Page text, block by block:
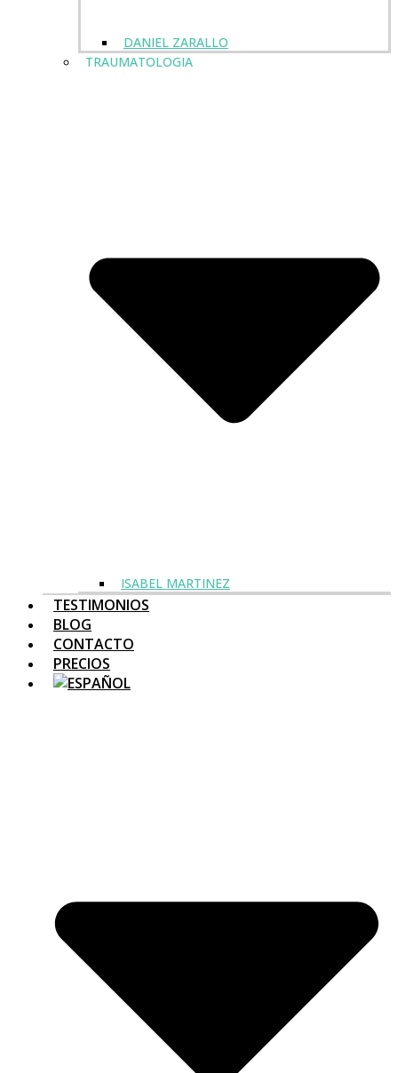
DANIEL ZARALLO
TRAUMATOLOGIA
ISABEL MARTINEZ
TESTIMONIOS
BLOG
CONTACTO
PRECIOS